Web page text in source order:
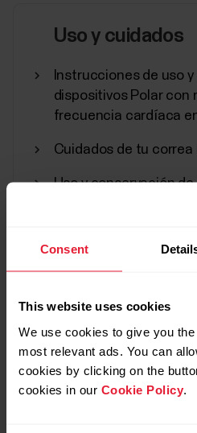
Consent
This website uses cookies
We use cookies to give you
most relevant ads. You can
cookies by clicking on the
cookies in our Cookie Policy
Cómo deshabilitar
energía para las
Polar Flow Android
energía y todas las
tienes alguno de los
Registro del sueño
Stages™
​Sleep Plus Stages controla
cantidad y calidad de tu
Uso y cuidados
Instrucciones de uso
dispositivos Polar con
frecuencia cardíaca
Cuidados de tu correa
Uso y conservación
Polar?
botones de mi